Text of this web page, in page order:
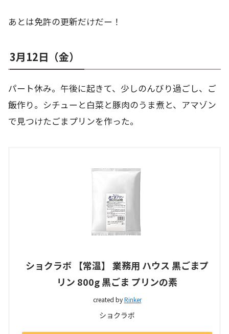
あとは免許の更新だけだー！
3月12日（金）
パート休み。午後に起きて、少しのんびり過ごし、ご
飯作り。シチューと白菜と豚肉のうま煮と、アマゾン
で見つけたごまプリンを作った。
ショクラボ 【常温】 業務用 ハウス 黒ごまプ
リン 800g 黒ごま プリンの素
created byRinker
ショクラボ